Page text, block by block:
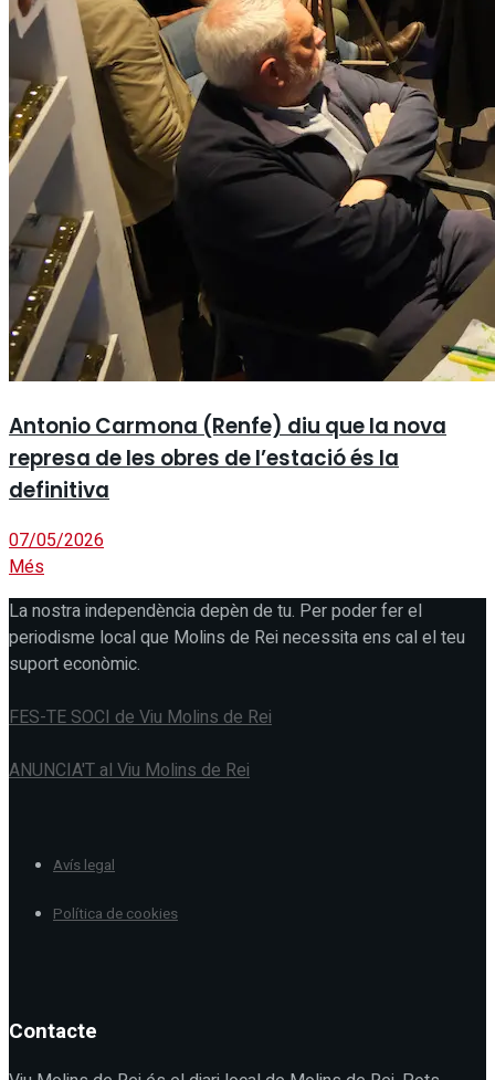
Antonio Carmona (Renfe) diu que la nova
represa de les obres de l’estació és la
definitiva
07/05/2026
Més
La nostra independència depèn de tu. Per poder fer el
periodisme local que Molins de Rei necessita ens cal el teu
suport econòmic.
FES-TE SOCI de Viu Molins de Rei
ANUNCIA'T al Viu Molins de Rei
Avís legal
Política de cookies
Contacte